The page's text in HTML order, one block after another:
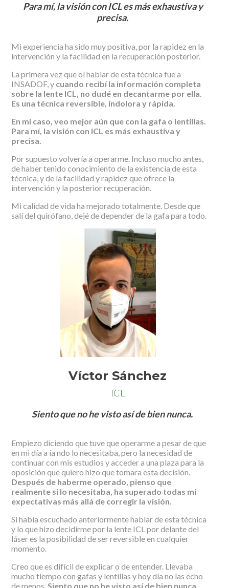
Para mí, la visión con ICL es más exhaustiva y
precisa.
Mi experiencia ha sido muy positiva, por la rapidez en la
intervención y la facilidad en la recuperación posterior.
La primera vez que oí hablar de esta técnica fue a
INSADOF, y cuando recibí la información completa
sobre la lente ICL, no dudé en decantarme por ella.
Es una técnica reversible, indolora y rápida.
En mi caso, veo mejor aún que con la gafa o lentillas.
Para mí, la visión con ICL es más exhaustiva y
precisa.
Por supuesto volvería a operarme. Incluso mucho antes,
de haber tenido conocimiento de la existencia de esta
técnica, y de la facilidad y rapidez que ofrece la
intervención y la posterior recuperación.
Mi calidad de vida ha mejorado totalmente. Desde que
salí del quirófano, dejé de depender de la gafa para todo.
Víctor Sánchez
ICL
Siento que no he visto así de bien nunca.
Empiezo diciendo que tuve que operarme a pesar de que
en mi día a ía ndo lo necesitaba, pero la necesidad de
continuar con mis estudios y acceder a una plaza para la
oposición que quiero hizo que tomara esta decisión.
Después de haberme operado, pienso que
realmente si lo necesitaba, ha superado todas mi
expectativas más allá de corregir la visión.
Si había escuchado anteriormente hablar de esta técnica
y lo que hizo decidirme por la lente ICL por delante del
láser es la posibilidad de ser reversible en cualquier
momento.
Creo que es difícil de explicar o de entender. Llevaba
mucho tiempo con gafas y lentillas y hoy día no las echo
de menos. Siento que no he visto así de bien nunca.